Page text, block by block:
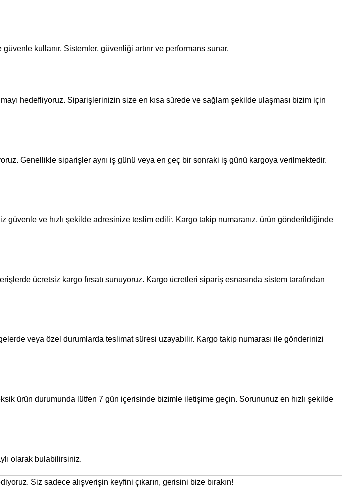
kullanır. Sistemler, güvenliği artırır ve performans sunar.
hedefliyoruz. Siparişlerinizin size en kısa sürede ve sağlam şekilde ulaşması bizim için
Genellikle siparişler aynı iş günü veya en geç bir sonraki iş günü kargoya verilmektedir.
güvenle ve hızlı şekilde adresinize teslim edilir. Kargo takip numaranız, ürün gönderildiğinde
ücretsiz kargo fırsatı sunuyoruz. Kargo ücretleri sipariş esnasında sistem tarafından
veya özel durumlarda teslimat süresi uzayabilir. Kargo takip numarası ile gönderinizi
ürün durumunda lütfen 7 gün içerisinde bizimle iletişime geçin. Sorununuz en hızlı şekilde
olarak bulabilirsiniz.
Siz sadece alışverişin keyfini çıkarın, gerisini bize bırakın!